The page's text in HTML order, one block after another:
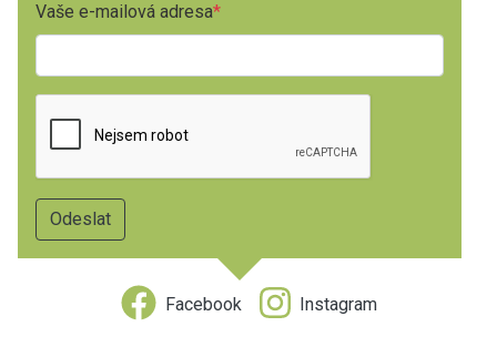
Vaše e-mailová adresa
Facebook Instagram